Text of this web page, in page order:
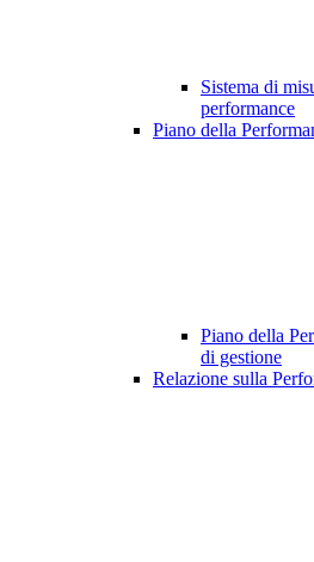
Sistema di
performance
Piano della
Piano della
di gestione
Relazione sulla